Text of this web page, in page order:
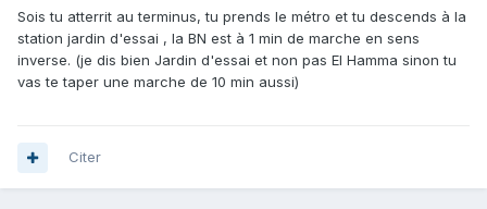
Sois tu atterrit au terminus, tu prends le métro et tu descends à la
station jardin d'essai , la BN est à 1 min de marche en sens
inverse. (je dis bien Jardin d'essai et non pas El Hamma sinon tu
vas te taper une marche de 10 min aussi)
Citer